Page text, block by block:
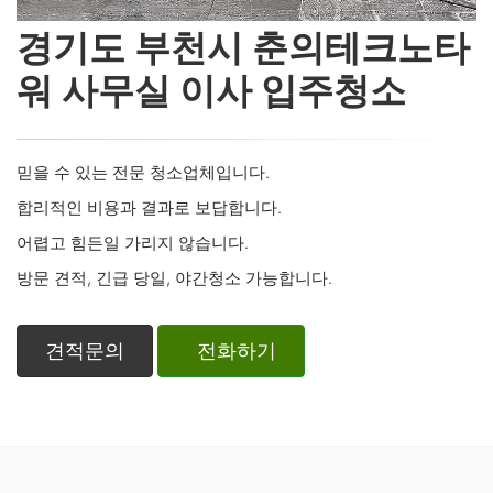
경기도 부천시 춘의테크노타
워 사무실 이사 입주청소
믿을 수 있는 전문 청소업체입니다.
합리적인 비용과 결과로 보답합니다.
어렵고 힘든일 가리지 않습니다.
방문 견적, 긴급 당일, 야간청소 가능합니다.
견적문의 전화하기